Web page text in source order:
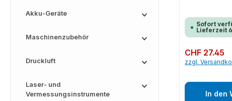
Akku-Geräte
Maschinenzubehör
Druckluft
Laser- und
Vermessungsinstrumente
Sofort
Lieferzeit
Regulärer Preis:
CHF 27.45
zzgl.
In den